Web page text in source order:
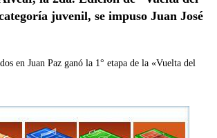
juvenil, se impuso Juan José
en Juan Paz ganó la 1° etapa de la «Vuelta del